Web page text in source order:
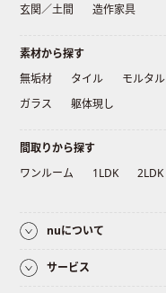
玄関／土間
造作家具
素材から探す
無垢材
タイル モルタル
ガラス
躯体現し
間取りから探す
ワンルーム
1LDK 2LDK
nuについて
サービス